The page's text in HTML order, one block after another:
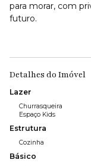
para morar, com
futuro.
Detalhes do Imóvel
Lazer
Churrasqueira
Espaço Kids
Estrutura
Cozinha
Básico